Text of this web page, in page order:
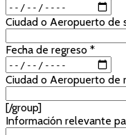
Ciudad o Aeropuerto de
Fecha de regreso *
Ciudad o Aeropuerto de
[/group]
Información relevante